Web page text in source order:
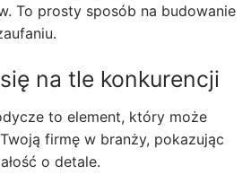
To prosty sposób na budowanie
na tle konkurencji
to element, który może
firmę w branży, pokazując
o detale.